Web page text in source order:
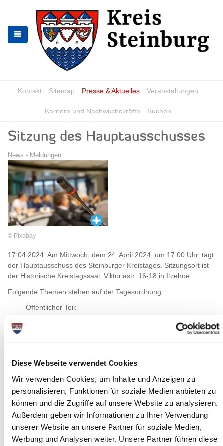
Diese Webseite verwendet Cookies
Wir verwenden Cookies, um Inhalte und Anzeigen zu
personalisieren, Funktionen für soziale Medien anbieten zu
können und die Zugriffe auf unsere Website zu analysieren.
Außerdem geben wir Informationen zu Ihrer Verwendung
unserer Website an unsere Partner für soziale Medien,
Werbung und Analysen weiter. Unsere Partner führen diese
the
navigation
the
content
Kontakt Sitemap Presse & Aktuelles Veranstaltungen
Karriere und Nachwuchskräfte Suchen
Sitzung des Hauptausschusses
News - Meldungen
© Pixabay
17.04.2024: Am Mittwoch, dem 24. April 2024, um 17.00 Uhr, tagt
der Hauptausschuss des Steinburger Kreistages. Sitzungsort ist
der Historische Kreistagssaal, Viktoriastr. 16-18 in Itzehoe.
Folgende Themen stehen auf der Tagesordnung:
Öffentlicher Teil:
Eröffnung der Sitzung, Begrüßung, Festlegungen zur
Niederschrift über die Sitzung vom 13.03.2024
Sitzungen der Fachausschüsse des Kreises Steinburg
Auslegung der Verwaltung zum Kreistagsbeschluss vom
Selbstverwaltungsangelegenheit - Wappenlogo"
Mitteilung über einen anstehenden Auftrag gem. § 12 Abs.
3 AVO; hier: Verlängerung der Softwarepflege für Microsoft-
Lizenzen
Annahme einer Sachspende für die Steinburg-Schule